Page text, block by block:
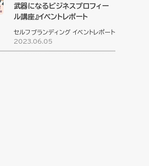
武器になるビジネスプロフィー
ル講座』イベントレポート
セルフブランディング イベントレポート
2023.06.05